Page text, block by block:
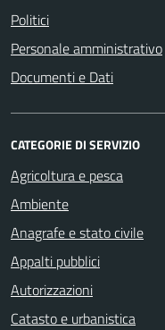
Politici
Personale amministrativo
Documenti e Dati
CATEGORIE DI SERVIZIO
Agricoltura e pesca
Ambiente
Anagrafe e stato civile
Appalti pubblici
Autorizzazioni
Catasto e urbanistica